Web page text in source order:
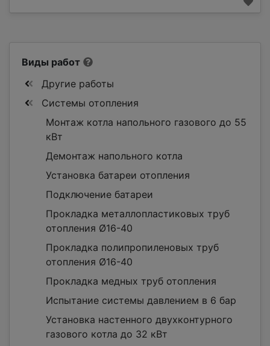
Виды работ
Другие работы
Системы отопления
Монтаж котла напольного газового до 55
кВт
Демонтаж напольного котла
Установка батареи отопления
Подключение батареи
Прокладка металлопластиковых труб
отопления Ø16-40
Прокладка полипропиленовых труб
отопления Ø16-40
Прокладка медных труб отопления
Испытание системы давлением в 6 бар
Установка настенного двухконтурного
газового котла до 32 кВт